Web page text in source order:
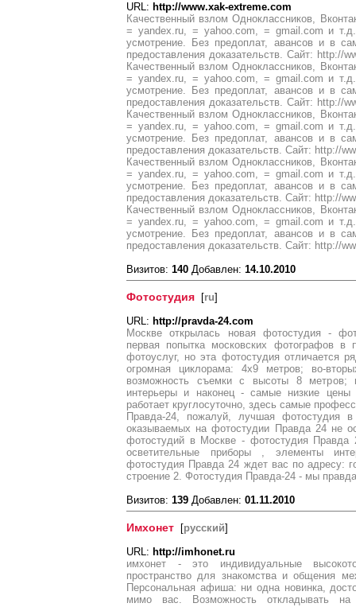
URL: http://www.xak-extreme.com
Качественный взлом Одноклассников,
= yandex.ru, = yahoo.com, = gmail.com и
усмотрение. Без предоплат, авансов и в
предоставления доказательств. Сайт:
Качественный взлом Одноклассников,
= yandex.ru, = yahoo.com, = gmail.com и
усмотрение. Без предоплат, авансов и в
предоставления доказательств. Сайт:
Качественный взлом Одноклассников,
= yandex.ru, = yahoo.com, = gmail.com и
усмотрение. Без предоплат, авансов и в
предоставления доказательств. Сайт: http://
Качественный взлом Одноклассников,
= yandex.ru, = yahoo.com, = gmail.com и
усмотрение. Без предоплат, авансов и в
предоставления доказательств. Сайт: http://
Качественный взлом Одноклассников,
= yandex.ru, = yahoo.com, = gmail.com и
усмотрение. Без предоплат, авансов и в
предоставления доказательств. Сайт: http://
Визитов: 140 Добавлен: 14.10.2010
Фотостудия [ru]
URL: http://pravda-24.com
Москве открылась новая фотостудия -
первая попытка московских фотографов в
фотоуслуг, но эта фотостудия отличается
огромная циклорама: 4х9 метров; во-
возможность съемки с высоты 8
интерьеры и наконец - самые низкие
работает круглосуточно, здесь самые
Правда-24, пожалуй, лучшая фотостудия
оказываемых на фотостудии Правда 24 не
фотостудий в Москве - фотостудия Правда
осветительные приборы , элементы
фотостудия Правда 24 ждет вас по адресу:
строение 2. Фотостудия Правда-24 - мы
Визитов: 139 Добавлен: 01.11.2010
Имхонет [русский]
URL: http://imhonet.ru
имхонет - это индивидуальные
пространство для знакомства и общения
Персональная афиша: ни одна новинка,
мимо вас. Возможность откладывать